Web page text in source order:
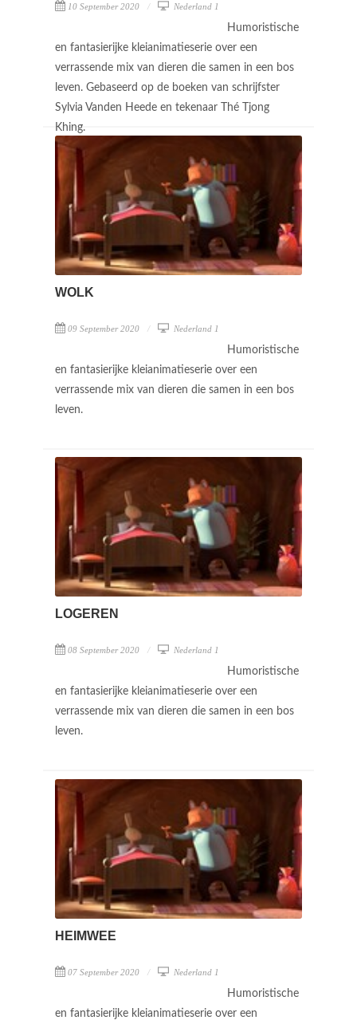
10 September 2020 Nederland 1
Humoristische
en fantasierijke kleianimatieserie over een
verrassende mix van dieren die samen in een bos
leven. Gebaseerd op de boeken van schrijfster
Sylvia Vanden Heede en tekenaar Thé Tjong
Khing.
WOLK
09 September 2020 Nederland 1
Humoristische
en fantasierijke kleianimatieserie over een
verrassende mix van dieren die samen in een bos
leven.
LOGEREN
08 September 2020 Nederland 1
Humoristische
en fantasierijke kleianimatieserie over een
verrassende mix van dieren die samen in een bos
leven.
HEIMWEE
07 September 2020 Nederland 1
Humoristische
en fantasierijke kleianimatieserie over een